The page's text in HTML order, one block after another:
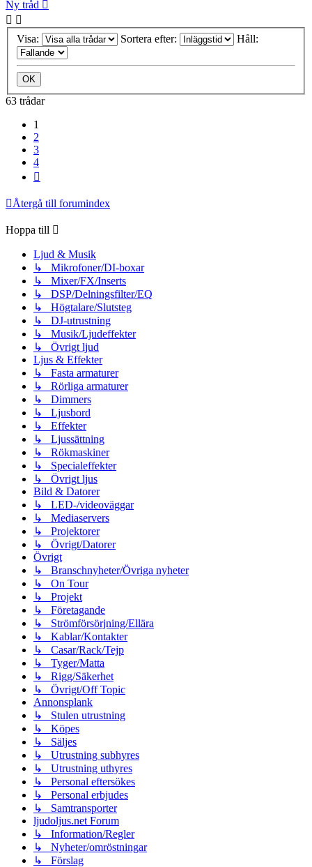
Ny tråd
Visa: Sortera efter: Håll:
63 trådar
1
2
3
4
Återgå till forumindex
Hoppa till
Ljud & Musik
↳ Mikrofoner/DI-boxar
↳ Mixer/FX/Inserts
↳ DSP/Delningsfilter/EQ
↳ Högtalare/Slutsteg
↳ DJ-utrustning
↳ Musik/Ljudeffekter
↳ Övrigt ljud
Ljus & Effekter
↳ Fasta armaturer
↳ Rörliga armaturer
↳ Dimmers
↳ Ljusbord
↳ Effekter
↳ Ljussättning
↳ Rökmaskiner
↳ Specialeffekter
↳ Övrigt ljus
Bild & Datorer
↳ LED-/videoväggar
↳ Mediaservers
↳ Projektorer
↳ Övrigt/Datorer
Övrigt
↳ Branschnyheter/Övriga nyheter
↳ On Tour
↳ Projekt
↳ Företagande
↳ Strömförsörjning/Ellära
↳ Kablar/Kontakter
↳ Casar/Rack/Tejp
↳ Tyger/Matta
↳ Rigg/Säkerhet
↳ Övrigt/Off Topic
Annonsplank
↳ Stulen utrustning
↳ Köpes
↳ Säljes
↳ Utrustning subhyres
↳ Utrustning uthyres
↳ Personal eftersökes
↳ Personal erbjudes
↳ Samtransporter
ljudoljus.net Forum
↳ Information/Regler
↳ Nyheter/omröstningar
↳ Förslag